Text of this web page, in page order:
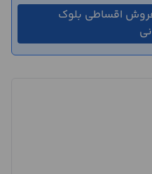
فروش اقساطی بلوک